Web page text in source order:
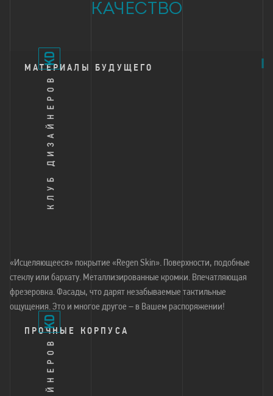
КАЧЕСТВО
МАТЕРИАЛЫ БУДУЩЕГО
«Исцеляющееся» покрытие «Regen Skin». Поверхности, подобные
стеклу или бархату. Металлизированные кромки. Впечатляющая
фрезеровка. Фасады, что дарят незабываемые тактильные
ощущения. Это и многое другое – в Вашем распоряжении!
ПРОЧНЫЕ КОРПУСА